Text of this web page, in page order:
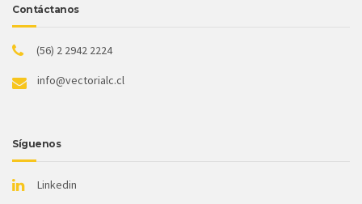
Contáctanos
(56) 2 2942 2224
info@vectorialc.cl
Síguenos
Linkedin